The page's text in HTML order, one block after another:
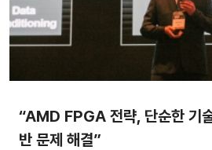
“AMD FPGA 전략, 단순한 기
반 문제 해결”